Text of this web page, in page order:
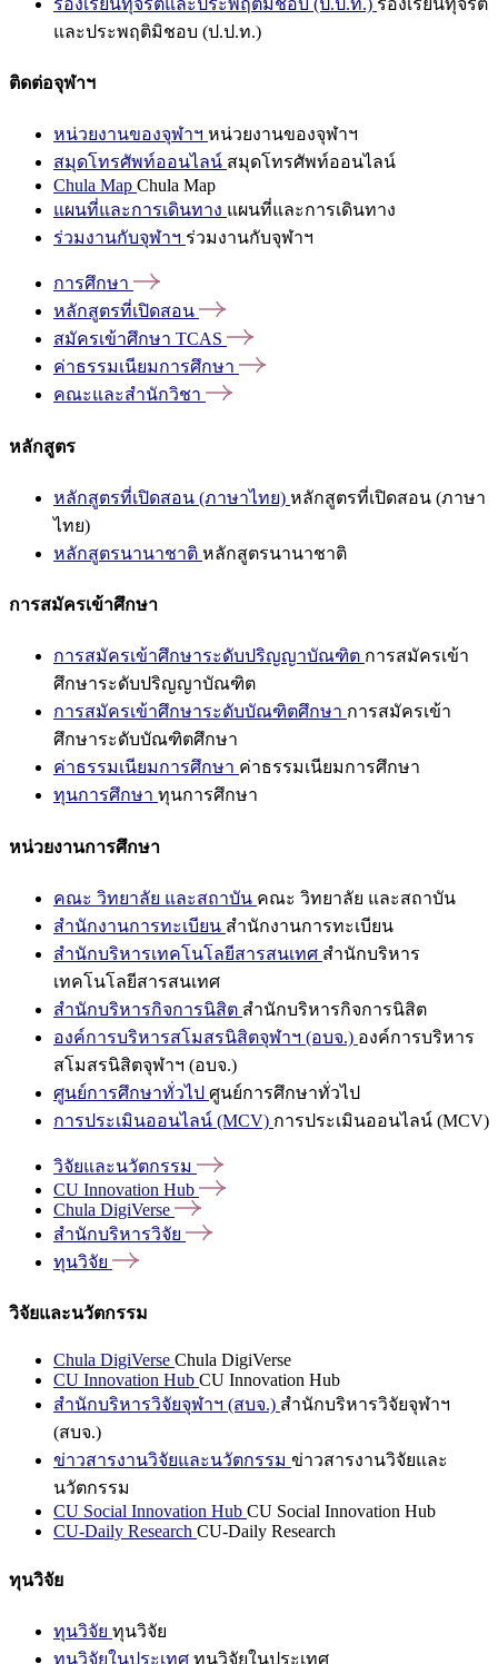
และประพฤติมิชอบ (ป.ป.ท.)
ติดต่อจุฬาฯ
หน่วยงานของจุฬาฯ หน่วยงานของจุฬาฯ
สมุดโทรศัพท์ออนไลน์ สมุดโทรศัพท์ออนไลน์
Chula Map Chula Map
แผนที่และการเดินทาง แผนที่และการเดินทาง
ร่วมงานกับจุฬาฯ ร่วมงานกับจุฬาฯ
การศึกษา
หลักสูตรที่เปิดสอน
สมัครเข้าศึกษา TCAS
ค่าธรรมเนียมการศึกษา
คณะและสำนักวิชา
หลักสูตร
หลักสูตรที่เปิดสอน (ภาษาไทย) หลักสูตรที่เปิดสอน (ภาษา
ไทย)
หลักสูตรนานาชาติ หลักสูตรนานาชาติ
การสมัครเข้าศึกษา
การสมัครเข้าศึกษาระดับปริญญาบัณฑิต การสมัครเข้า
ศึกษาระดับปริญญาบัณฑิต
การสมัครเข้าศึกษาระดับบัณฑิตศึกษา การสมัครเข้า
ศึกษาระดับบัณฑิตศึกษา
ค่าธรรมเนียมการศึกษา ค่าธรรมเนียมการศึกษา
ทุนการศึกษา ทุนการศึกษา
หน่วยงานการศึกษา
คณะ วิทยาลัย และสถาบัน คณะ วิทยาลัย และสถาบัน
สำนักงานการทะเบียน สำนักงานการทะเบียน
สำนักบริหารเทคโนโลยีสารสนเทศ สำนักบริหาร
เทคโนโลยีสารสนเทศ
สำนักบริหารกิจการนิสิต สำนักบริหารกิจการนิสิต
องค์การบริหารสโมสรนิสิตจุฬาฯ (อบจ.) องค์การบริหาร
สโมสรนิสิตจุฬาฯ (อบจ.)
ศูนย์การศึกษาทั่วไป ศูนย์การศึกษาทั่วไป
การประเมินออนไลน์ (MCV) การประเมินออนไลน์ (MCV)
วิจัยและนวัตกรรม
CU Innovation Hub
Chula DigiVerse
สำนักบริหารวิจัย
ทุนวิจัย
วิจัยและนวัตกรรม
Chula DigiVerse Chula DigiVerse
CU Innovation Hub CU Innovation Hub
สำนักบริหารวิจัยจุฬาฯ (สบจ.) สำนักบริหารวิจัยจุฬาฯ
(สบจ.)
ข่าวสารงานวิจัยและนวัตกรรม ข่าวสารงานวิจัยและ
นวัตกรรม
CU Social Innovation Hub CU Social Innovation Hub
CU-Daily Research CU-Daily Research
ทุนวิจัย
ทุนวิจัย ทุนวิจัย
ทุนวิจัยในประเทศ ทุนวิจัยในประเทศ